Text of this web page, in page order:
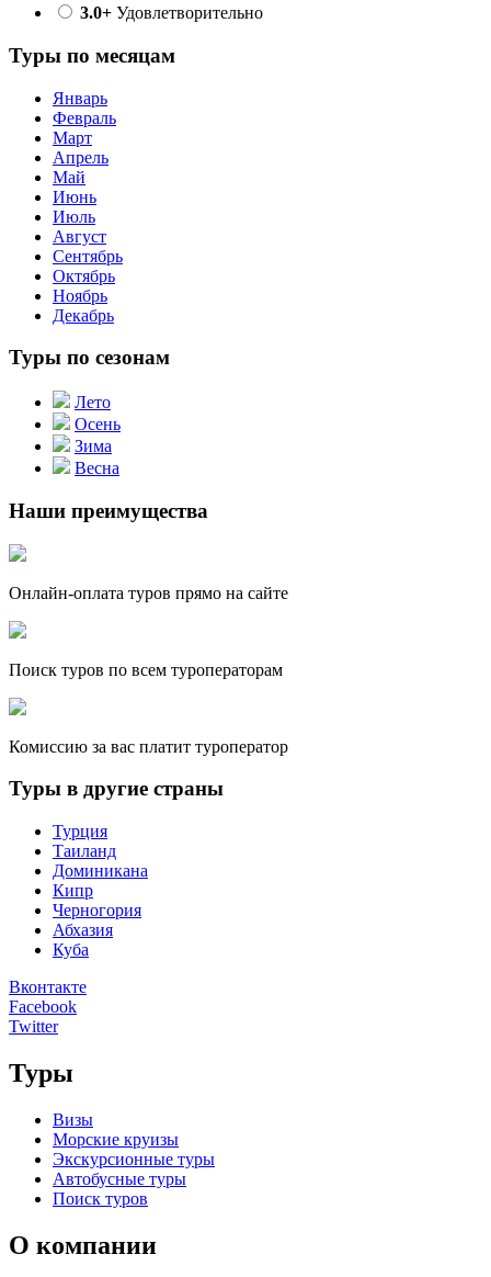
3.0+ Удовлетворительно
Туры по месяцам
Январь
Февраль
Март
Апрель
Май
Июнь
Июль
Август
Сентябрь
Октябрь
Ноябрь
Декабрь
Туры по сезонам
Лето
Осень
Зима
Весна
Наши преимущества
Онлайн-оплата туров прямо на сайте
Поиск туров по всем туроператорам
Комиссию за вас платит туроператор
Туры в другие страны
Турция
Таиланд
Доминикана
Кипр
Черногория
Абхазия
Куба
Вконтакте
Facebook
Twitter
Туры
Визы
Морские круизы
Экскурсионные туры
Автобусные туры
Поиск туров
О компании